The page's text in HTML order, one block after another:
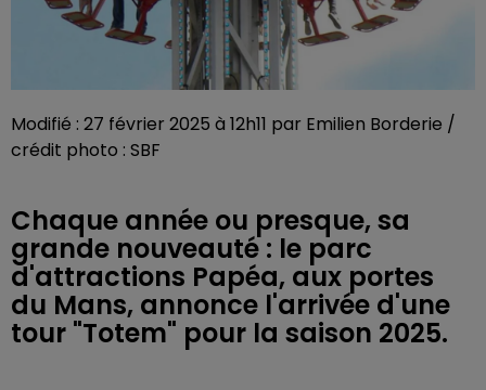
Modifié : 27 février 2025 à 12h11 par Emilien Borderie /
crédit photo : SBF
Chaque année ou presque, sa
grande nouveauté : le parc
d'attractions Papéa, aux portes
du Mans, annonce l'arrivée d'une
tour "Totem" pour la saison 2025.